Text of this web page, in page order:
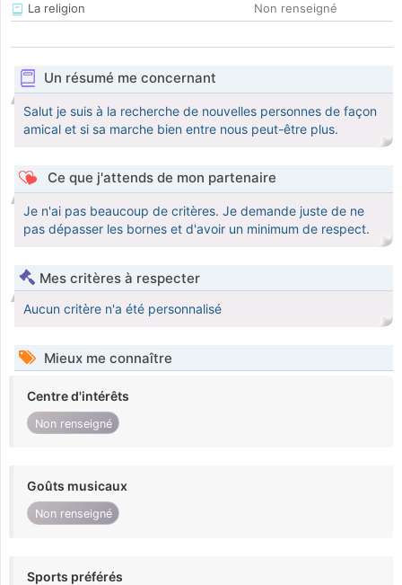
La religion
Non renseigné
Un résumé me concernant
Salut je suis à la recherche de nouvelles personnes de façon
amical et si sa marche bien entre nous peut-être plus.
Ce que j'attends de mon partenaire
Je n'ai pas beaucoup de critères. Je demande juste de ne
pas dépasser les bornes et d'avoir un minimum de respect.
Mes critères à respecter
Aucun critère n'a été personnalisé
Mieux me connaître
Centre d'intérêts
Non renseigné
Goûts musicaux
Non renseigné
Sports préférés